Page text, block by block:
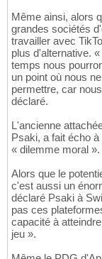
Même ainsi, alors
grandes sociétés
travailler avec
plus d'alternative.
temps nous
un point où nous
permettre, car
déclaré.
L'ancienne
Psaki, a fait écho
« dilemme moral ».
Alors que le
c'est aussi un
déclaré Psaki à
pas ces
capacité à
jeu ».